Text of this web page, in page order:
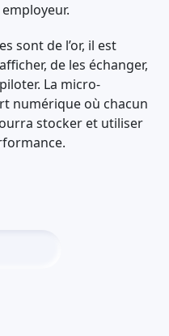
sont de l’or, il est
de les échanger,
La micro-
numérique où chacun
stocker et utiliser